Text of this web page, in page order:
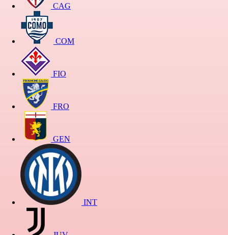
CAG
COM
FIO
FRO
GEN
INT